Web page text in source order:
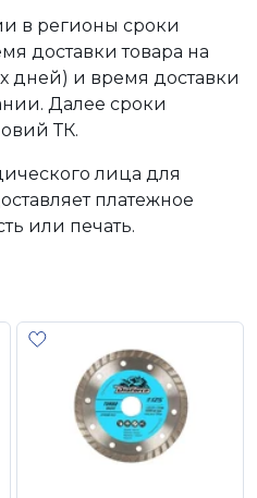
в регионы сроки
доставки товара на
дней) и время доставки
Далее сроки
ТК.
лица для
платежное
или печать.